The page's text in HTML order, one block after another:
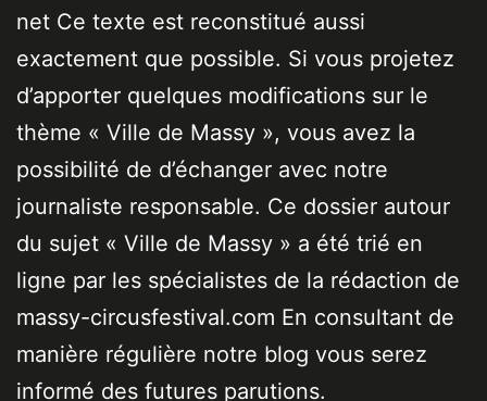
net Ce texte est reconstitué aussi
exactement que possible. Si vous projetez
d’apporter quelques modifications sur le
thème « Ville de Massy », vous avez la
possibilité de d’échanger avec notre
journaliste responsable. Ce dossier autour
du sujet « Ville de Massy » a été trié en
ligne par les spécialistes de la rédaction de
massy-circusfestival.com En consultant de
manière régulière notre blog vous serez
informé des futures parutions.